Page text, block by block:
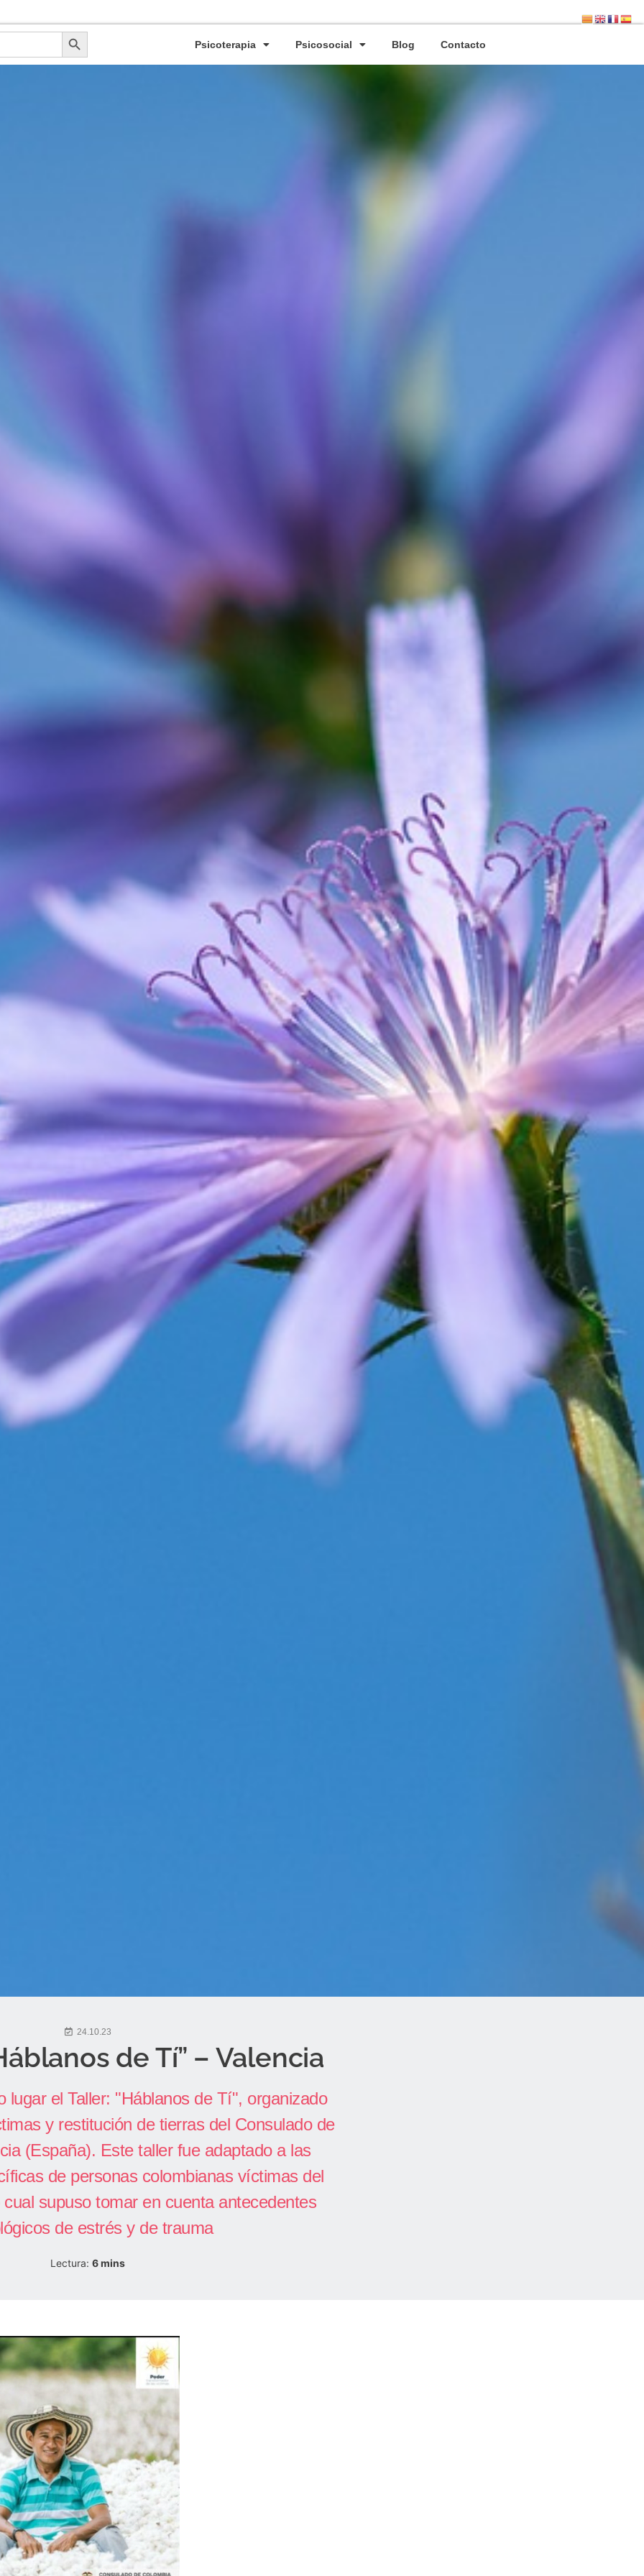
Botón de búsqueda
Psicoterapia Psicosocial Blog Contacto
24.10.23
de Tí” – Valencia
lugar el Taller: "Háblanos de Tí", organizado
y restitución de tierras del Consulado de
(España). Este taller fue adaptado a las
de personas colombianas víctimas del
supuso tomar en cuenta antecedentes
de estrés y de trauma
Lectura: 6mins